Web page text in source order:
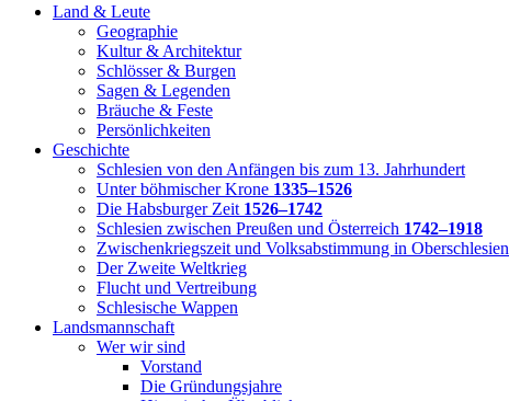
Land & Leute
Geographie
Kultur & Architektur
Schlösser & Burgen
Sagen & Legenden
Bräuche & Feste
Persönlichkeiten
Geschichte
Schlesien von den Anfängen bis zum 13. Jahrhundert
Unter böhmischer Krone 1335–1526
Die Habsburger Zeit 1526–1742
Schlesien zwischen Preußen und Österreich 1742–1918
Zwischenkriegszeit und Volksabstimmung in Oberschlesien
Der Zweite Weltkrieg
Flucht und Vertreibung
Schlesische Wappen
Landsmannschaft
Wer wir sind
Vorstand
Die Gründungsjahre